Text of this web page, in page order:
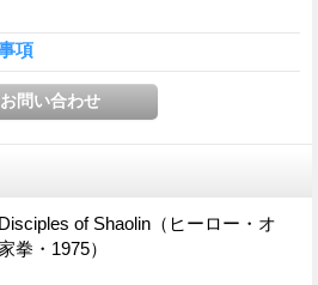
項
of Shaolin（ヒーロー・オ
・1975）